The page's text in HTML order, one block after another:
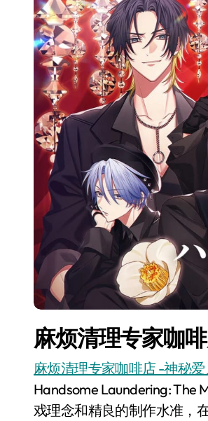
麻烦清理专家咖
麻烦清理专家咖啡店 -神秘
Handsome Laundering: The
戏理念和精良的制作水准，